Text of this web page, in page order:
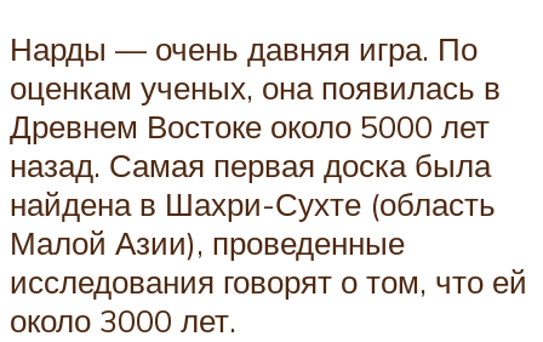
Нарды — очень давняя игра. По
оценкам ученых, она появилась в
Древнем Востоке около 5000 лет
назад. Самая первая доска была
найдена в Шахри-Сухте (область
Малой Азии), проведенные
исследования говорят о том, что ей
около 3000 лет.